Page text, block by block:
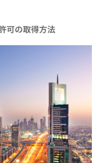
可の取得方法